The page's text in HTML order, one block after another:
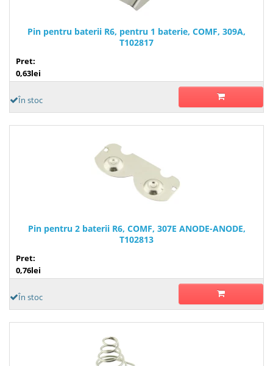
Pin pentru baterii R6, pentru 1 baterie, COMF, 309A,
T102817
Pret:
0,63lei
În stoc
Pin pentru 2 baterii R6, COMF, 307E ANODE-ANODE,
T102813
Pret:
0,76lei
În stoc